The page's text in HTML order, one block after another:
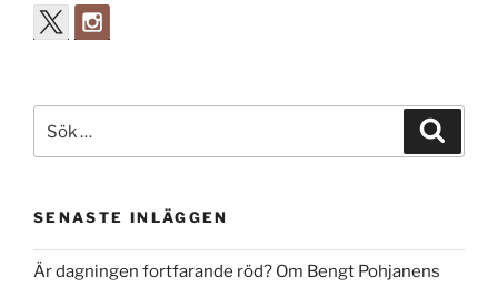
efter:
SENASTE INLÄGGEN
Är dagningen fortfarande röd? Om Bengt Pohjanens